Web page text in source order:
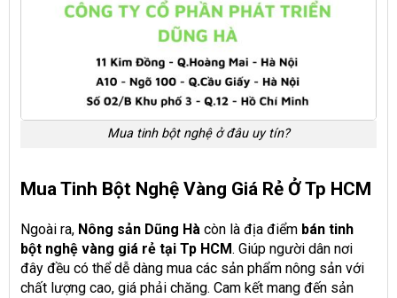
Mua tinh bột nghệ ở đâu uy tín?
Mua Tinh Bột Nghệ Vàng Giá Rẻ Ở Tp HCM
Ngoài ra, Nông sản Dũng Hà còn là địa điểm bán tinh
bột nghệ vàng giá rẻ tại Tp HCM. Giúp người dân nơi
đây đều có thể dễ dàng mua các sản phẩm nông sản với
chất lượng cao, giá phải chăng. Cam kết mang đến sản